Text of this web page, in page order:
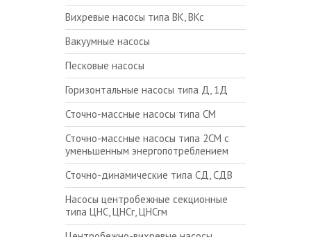
Вихревые насосы типа ВК, ВКс
Вакуумные насосы
Песковые насосы
Горизонтальные насосы типа Д, 1Д
Сточно-массные насосы типа СМ
Сточно-массные насосы типа 2СМ с
уменьшенным энергопотреблением
Сточно-динамические типа СД, СДВ
Насосы центробежные секционные
типа ЦНС, ЦНСг, ЦНСгм